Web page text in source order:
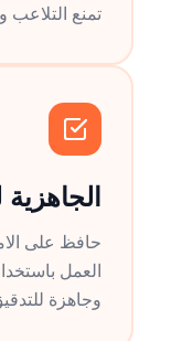
تمنع
الجاهزية
حافظ على
العمل
وجاهزة